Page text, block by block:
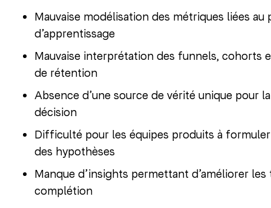
Mauvaise modélisation des métriques liées au
d’apprentissage
Mauvaise interprétation des funnels, cohorts
de rétention
Absence d’une source de vérité unique pour
décision
Difficulté pour les équipes produits à
des hypothèses
Manque d’insights permettant d’améliorer les
complétion